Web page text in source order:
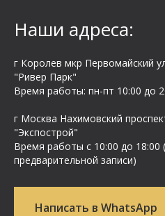
Наши адреса:
г Королев мкр Первомайский
"Ривер Парк"
Время работы: пн-пт 10:00 до
г Москва Нахимовский
"Экспострой"
Время работы с 10:00 до 18:00
предварительной записи)
Написать в WhatsApp